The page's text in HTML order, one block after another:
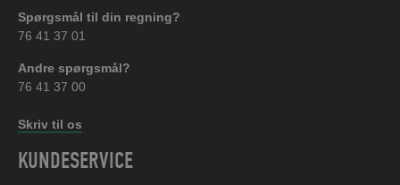
Spørgsmål til din regning?
76 41 37 01
Andre spørgsmål?
76 41 37 00
Skriv til os
KUNDESERVICE